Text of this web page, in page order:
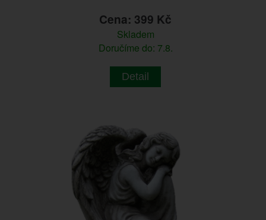
Cena: 399 Kč
Skladem
Doručíme do: 7.8.
Detail